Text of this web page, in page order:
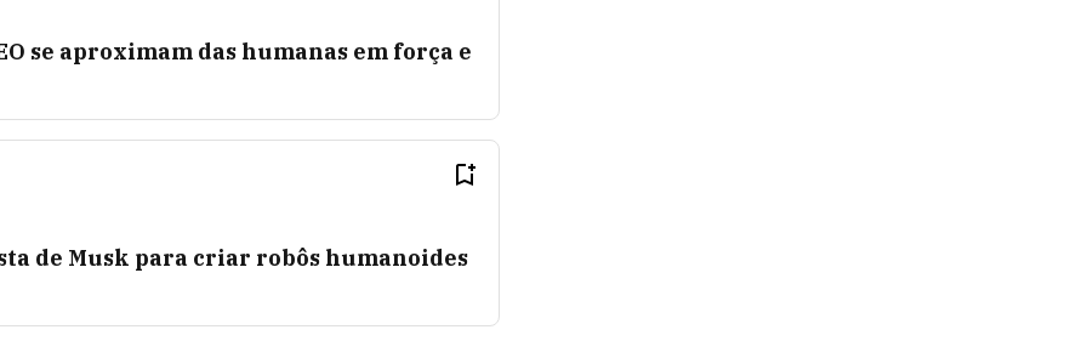
se aproximam das humanas em força e
de Musk para criar robôs humanoides